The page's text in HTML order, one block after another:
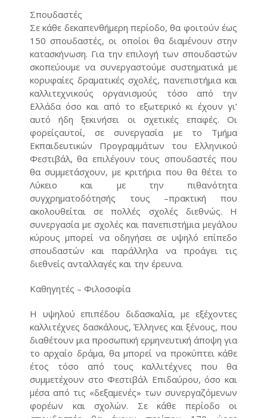
Σπουδαστές
Σε κάθε δεκαπενθήμερη περίοδο, θα φοιτούν έως
150 σπουδαστές, οι οποίοι θα διαμένουν στην
κατασκήνωση. Για την επιλογή των σπουδαστών
σκοπεύουμε να συνεργαστούμε συστηματικά με
κορυφαίες δραματικές σχολές, πανεπιστήμια και
καλλιτεχνικούς οργανισμούς τόσο από την
Ελλάδα όσο και από το εξωτερικό κι έχουν γι’
αυτό ήδη ξεκινήσει οι σχετικές επαφές. Οι
φορείςαυτοί, σε συνεργασία με το Τμήμα
Εκπαιδευτικών Προγραμμάτων του Ελληνικού
Φεστιβάλ, θα επιλέγουν τους σπουδαστές που
θα συμμετάσχουν, με κριτήρια που θα θέτει το
Λύκειο και με την πιθανότητα
συγχρηματοδότησής τους –πρακτική που
ακολουθείται σε πολλές σχολές διεθνώς. Η
συνεργασία με σχολές και πανεπιστήμια μεγάλου
κύρους μπορεί να οδηγήσει σε υψηλό επίπεδο
σπουδαστών και παράλληλα να προάγει τις
διεθνείς ανταλλαγές και την έρευνα.
Καθηγητές – Φιλοσοφία
Η υψηλού επιπέδου διδασκαλία, με εξέχοντες
καλλιτέχνες δασκάλους, Έλληνες και ξένους, που
διαθέτουν μια προσωπική ερμηνευτική άποψη για
το αρχαίο δράμα, θα μπορεί να προκύπτει κάθε
έτος τόσο από τους καλλιτέχνες που θα
συμμετέχουν στο Φεστιβάλ Επιδαύρου, όσο και
μέσα από τις «δεξαμενές» των συνεργαζόμενων
φορέων και σχολών. Σε κάθε περίοδο οι